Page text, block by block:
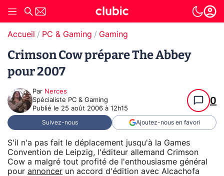
Accueil PC & Gaming Gaming
Crimson Cow prépare The Abbey
pour 2007
Par Nerces
Spécialiste PC & Gaming
Publié le 25 août 2006 à 12h15
0
Suivez-nous Ajoutez-nous en favori
S'il n'a pas fait le déplacement jusqu'à la Games
Convention de Leipzig, l'éditeur allemand Crimson
Cow a malgré tout profité de l'enthousiasme général
pour annoncer un accord d'édition avec Alcachofa